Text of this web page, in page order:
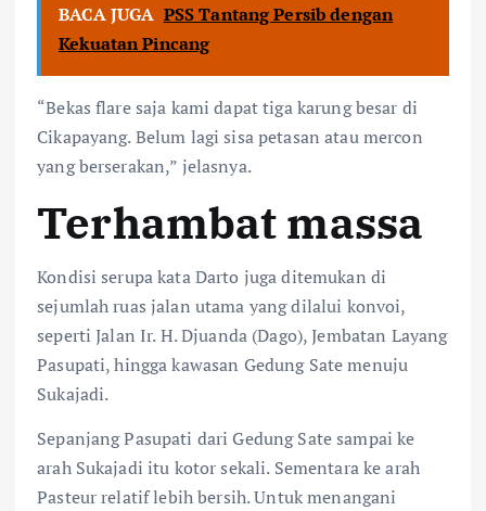
BACA JUGA PSS Tantang Persib dengan
Kekuatan Pincang
“Bekas flare saja kami dapat tiga karung besar di
Cikapayang. Belum lagi sisa petasan atau mercon
yang berserakan,” jelasnya.
Terhambat massa
Kondisi serupa kata Darto juga ditemukan di
sejumlah ruas jalan utama yang dilalui konvoi,
seperti Jalan Ir. H. Djuanda (Dago), Jembatan Layang
Pasupati, hingga kawasan Gedung Sate menuju
Sukajadi.
Sepanjang Pasupati dari Gedung Sate sampai ke
arah Sukajadi itu kotor sekali. Sementara ke arah
Pasteur relatif lebih bersih. Untuk menangani